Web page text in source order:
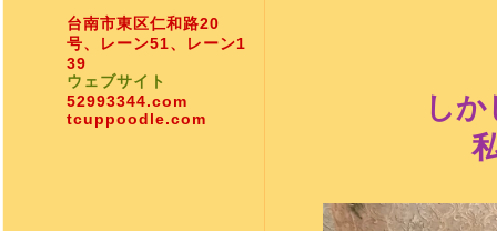
台南市東区仁和路20
号、レーン51、レーン1
39
ウェブサイト
52993344.com
tcuppoodle.com
し